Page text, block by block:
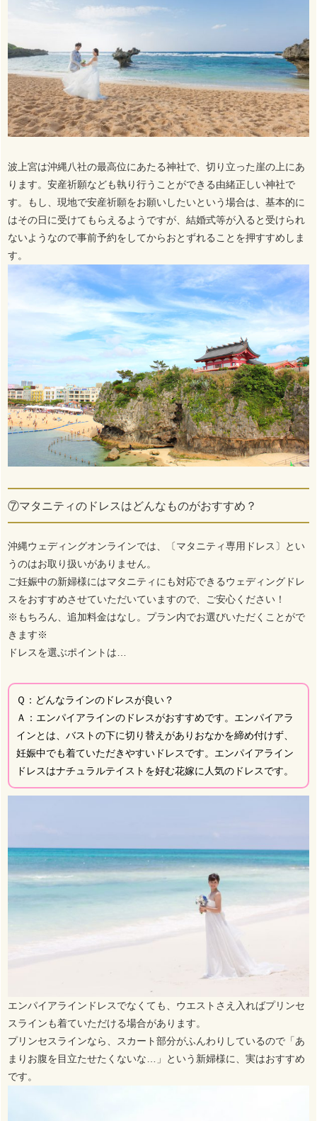
波上宮は沖縄八社の最高位にあたる神社で、切り立った崖の上にあ
ります。安産祈願なども執り行うことができる由緒正しい神社で
す。もし、現地で安産祈願をお願いしたいという場合は、基本的に
はその日に受けてもらえるようですが、結婚式等が入ると受けられ
ないようなので事前予約をしてからおとずれることを押すすめしま
す。
⑦マタニティのドレスはどんなものがおすすめ？
沖縄ウェディングオンラインでは、〔マタニティ専用ドレス〕とい
うのはお取り扱いがありません。
ご妊娠中の新婦様にはマタニティにも対応できるウェディングドレ
スをおすすめさせていただいていますので、ご安心ください！
※もちろん、追加料金はなし。プラン内でお選びいただくことがで
きます※
ドレスを選ぶポイントは…
Ｑ：どんなラインのドレスが良い？
Ａ：エンパイアラインのドレスがおすすめです。エンパイアラ
インとは、バストの下に切り替えがありおなかを締め付けず、
妊娠中でも着ていただきやすいドレスです。エンパイアライン
ドレスはナチュラルテイストを好む花嫁に人気のドレスです。
エンパイアラインドレスでなくても、ウエストさえ入ればプリンセ
スラインも着ていただける場合があります。
プリンセスラインなら、スカート部分がふんわりしているので「あ
まりお腹を目立たせたくないな…」という新婦様に、実はおすすめ
です。